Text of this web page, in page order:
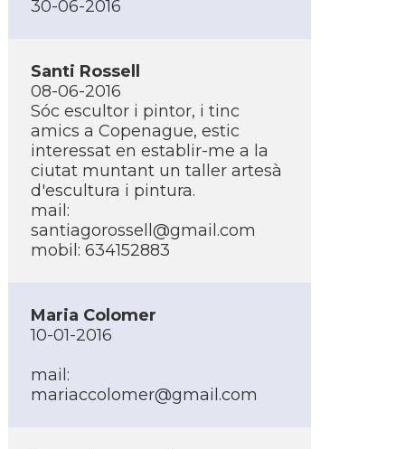
30-06-2016
Santi Rossell
08-06-2016
Sóc escultor i pintor, i tinc
amics a Copenague, estic
interessat en establir-me a la
ciutat muntant un taller artesà
d'escultura i pintura.
mail:
santiagorossell@gmail.com
mobil: 634152883
Maria Colomer
10-01-2016
mail:
mariaccolomer@gmail.com